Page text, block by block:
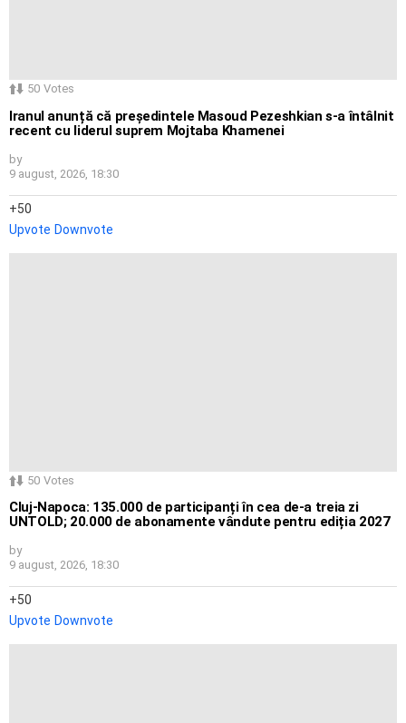
50 Votes
Iranul anunță că președintele Masoud Pezeshkian s-a întâlnit
recent cu liderul suprem Mojtaba Khamenei
by
9 august, 2026, 18:30
50
Upvote Downvote
50 Votes
Cluj-Napoca: 135.000 de participanți în cea de-a treia zi
UNTOLD; 20.000 de abonamente vândute pentru ediția 2027
by
9 august, 2026, 18:30
50
Upvote Downvote